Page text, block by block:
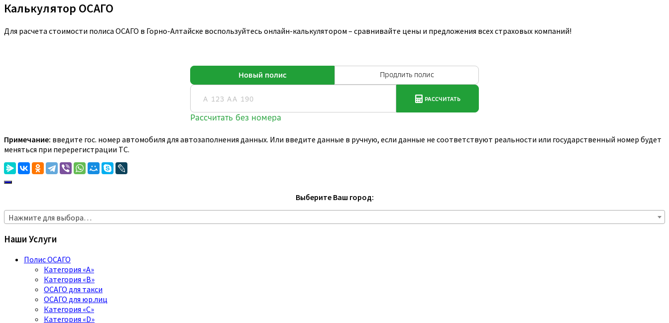
Калькулятор ОСАГО
Для расчета стоимости полиса ОСАГО в Горно-Алтайске воспользуйтесь онлайн-калькулятором – сравнивайте цены и предложения всех страховых компаний!
Примечание: введите гос. номер автомобиля для автозаполнения данных. Или введите данные в ручную, если данные не соответствуют реальности или государственный номер будет
меняться при перерегистрации ТС.
Выберите Ваш город:
Нажмите для выбора…
Наши Услуги
Полис ОСАГО
Категория «A»
Категория «B»
ОСАГО для такси
ОСАГО для юр.лиц
Категория «C»
Категория «D»